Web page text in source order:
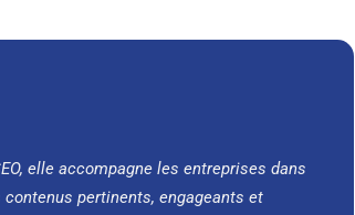
elle accompagne les entreprises dans
pertinents, engageants et